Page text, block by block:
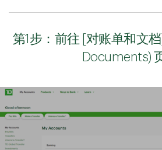
第1步：前往 [对账单和文
Documents)